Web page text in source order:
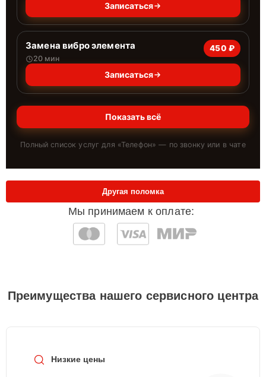
Записаться
Замена вибро элемента
20 мин
450 ₽
Записаться
Показать всё
Полный список услуг для «Телефон» — по звонку или в чате
Мы принимаем к оплате:
Другая поломка
Преимущества нашего сервисного центра
Низкие цены